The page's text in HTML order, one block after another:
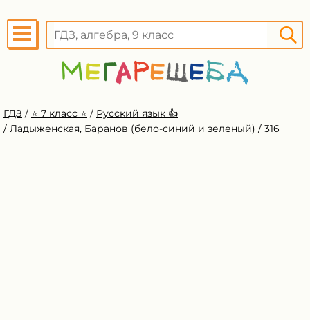
ГДЗ / ⭐️ 7 класс ⭐️ / Русский язык 👍
/ Ладыженская, Баранов (бело-синий и зеленый) / 316